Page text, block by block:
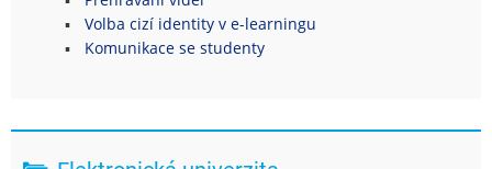
Volba cizí identity v e-learningu
Komunikace se studenty